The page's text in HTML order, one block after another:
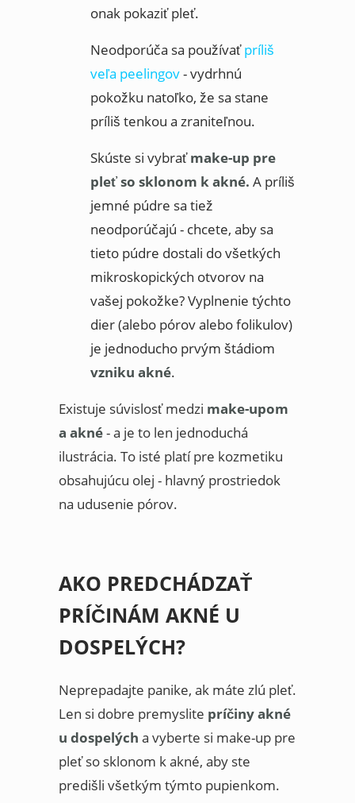
onak pokaziť pleť.
Neodporúča sa používaťpríliš
veľa peelingov- vydrhnú
pokožku natoľko, že sa stane
príliš tenkou a zraniteľnou.
Skúste si vybraťmake-up pre
pleť so sklonom k akné. A príliš
jemné púdre sa tiež
neodporúčajú - chcete, aby sa
tieto púdre dostali do všetkých
mikroskopických otvorov na
vašej pokožke? Vyplnenie týchto
dier (alebo pórov alebo folikulov)
je jednoducho prvým štádiom
vzniku akné.
Existuje súvislosť medzi make-upom
a akné- a je to len jednoduchá
ilustrácia. To isté platí pre kozmetiku
obsahujúcu olej - hlavný prostriedok
na udusenie pórov.
AKO PREDCHÁDZAŤ
PRÍČINÁM AKNÉ U
DOSPELÝCH?
Neprepadajte panike, ak máte zlú pleť.
Len si dobre premyslite príčiny akné
u dospelých a vyberte si make-up pre
pleť so sklonom k akné, aby ste
predišli všetkým týmto pupienkom.